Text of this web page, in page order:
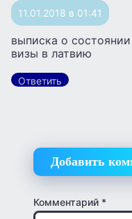
11.01.2018 в 01:41
выписка о
визы в латвию
Ответить
Добавить
Комментарий *